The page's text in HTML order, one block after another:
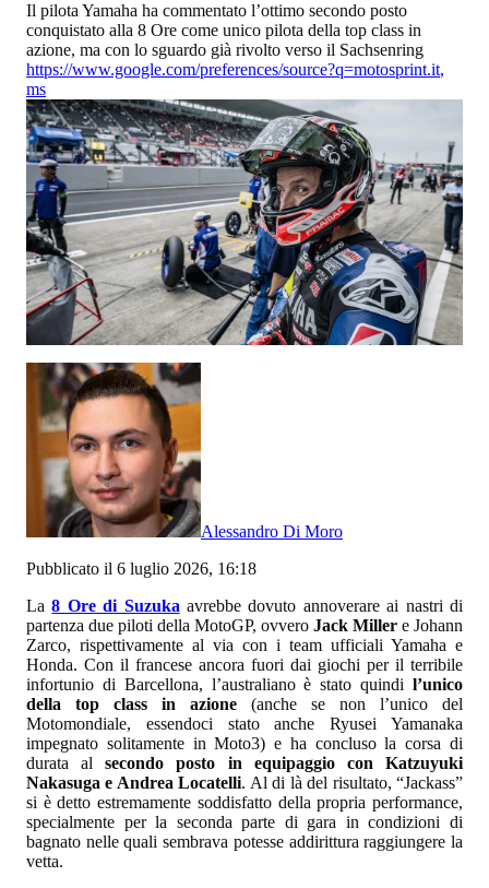
Il pilota Yamaha ha commentato l’ottimo secondo posto
conquistato alla 8 Ore come unico pilota della top class in
azione, ma con lo sguardo già rivolto verso il Sachsenring
https://www.google.com/preferences/source?q=motosprint.it,
ms
Alessandro Di Moro
Pubblicato il 6 luglio 2026, 16:18
La8 Ore di Suzuka avrebbe dovuto annoverare ai nastri di
partenza due piloti della MotoGP, ovvero Jack Miller e Johann
Zarco, rispettivamente al via con i team ufficiali Yamaha e
Honda. Con il francese ancora fuori dai giochi per il terribile
infortunio di Barcellona, l’australiano è stato quindi l’unico
della top class in azione (anche se non l’unico del
Motomondiale, essendoci stato anche Ryusei Yamanaka
impegnato solitamente in Moto3) e ha concluso la corsa di
durata alsecondo posto in equipaggio con Katzuyuki
Nakasuga e Andrea Locatelli. Al di là del risultato, “Jackass”
si è detto estremamente soddisfatto della propria performance,
specialmente per la seconda parte di gara in condizioni di
bagnato nelle quali sembrava potesse addirittura raggiungere la
vetta.